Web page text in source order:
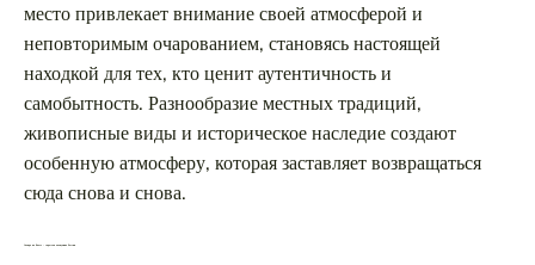
место привлекает внимание своей атмосферой и
неповторимым очарованием, становясь настоящей
находкой для тех, кто ценит аутентичность и
самобытность. Разнообразие местных традиций,
живописные виды и историческое наследие создают
особенную атмосферу, которая заставляет возвращаться
сюда снова и снова.
Самара на Волге – скрытая жемчужина России